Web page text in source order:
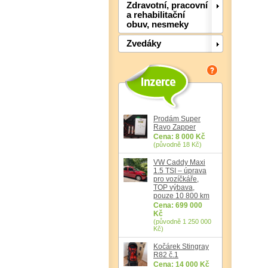
Zdravotní, pracovní
a rehabilitační
obuv, nesmeky
Zvedáky
Prodám Super
Ravo Zapper
Cena: 8 000 Kč
(původně 18 Kč)
VW Caddy Maxi
1.5 TSI – úprava
pro vozíčkáře,
TOP výbava,
pouze 10 800 km
Cena: 699 000
Kč
(původně 1 250 000
Kč)
Kočárek Stingray
R82 č.1
Cena: 14 000 Kč